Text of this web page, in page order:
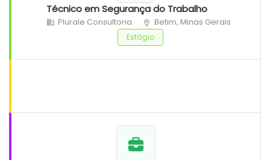
Técnico em Segurança do Trabalho
Plurale Consultoria Betim, Minas Gerais
Estágio